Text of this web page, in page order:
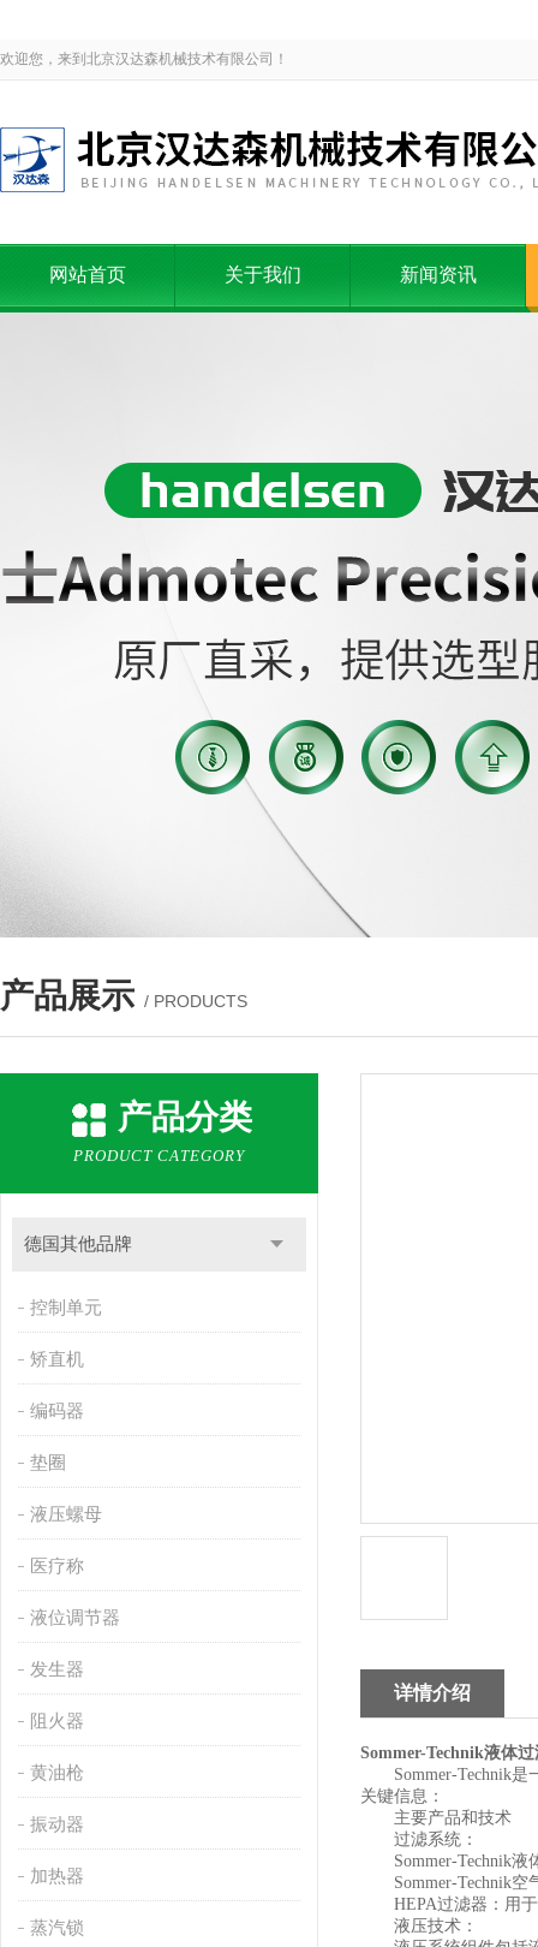
欢迎您，来到北京汉达森机械技术有限公司！
网站首页 关于我们 新闻资讯
产品展示 / PRODUCTS
产品分类
PRODUCT CATEGORY
德国其他品牌
控制单元
矫直机
编码器
垫圈
液压螺母
医疗称
液位调节器
发生器
阻火器
黄油枪
振动器
加热器
蒸汽锁
详情介绍
Sommer-Technik液体
Sommer-Technik是一
关键信息：
主要产品和技术
过滤系统：
Sommer-Technik液
Sommer-Technik空
HEPA过滤器：用于
液压技术：